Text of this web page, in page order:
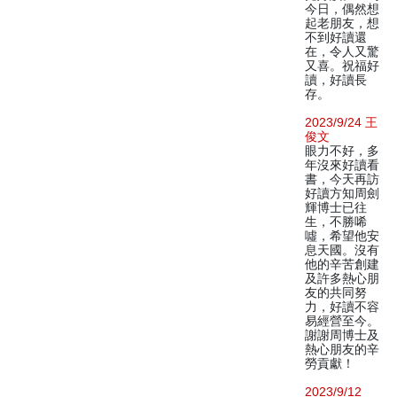
今日，偶然想
起老朋友，想
不到好讀還
在，令人又驚
又喜。祝福好
讀，好讀長
存。
2023/9/24 王
俊文
眼力不好，多
年沒來好讀看
書，今天再訪
好讀方知周劍
輝博士已往
生，不勝唏
噓，希望他安
息天國。沒有
他的辛苦創建
及許多熱心朋
友的共同努
力，好讀不容
易經營至今。
謝謝周博士及
熱心朋友的辛
勞貢獻！
2023/9/12